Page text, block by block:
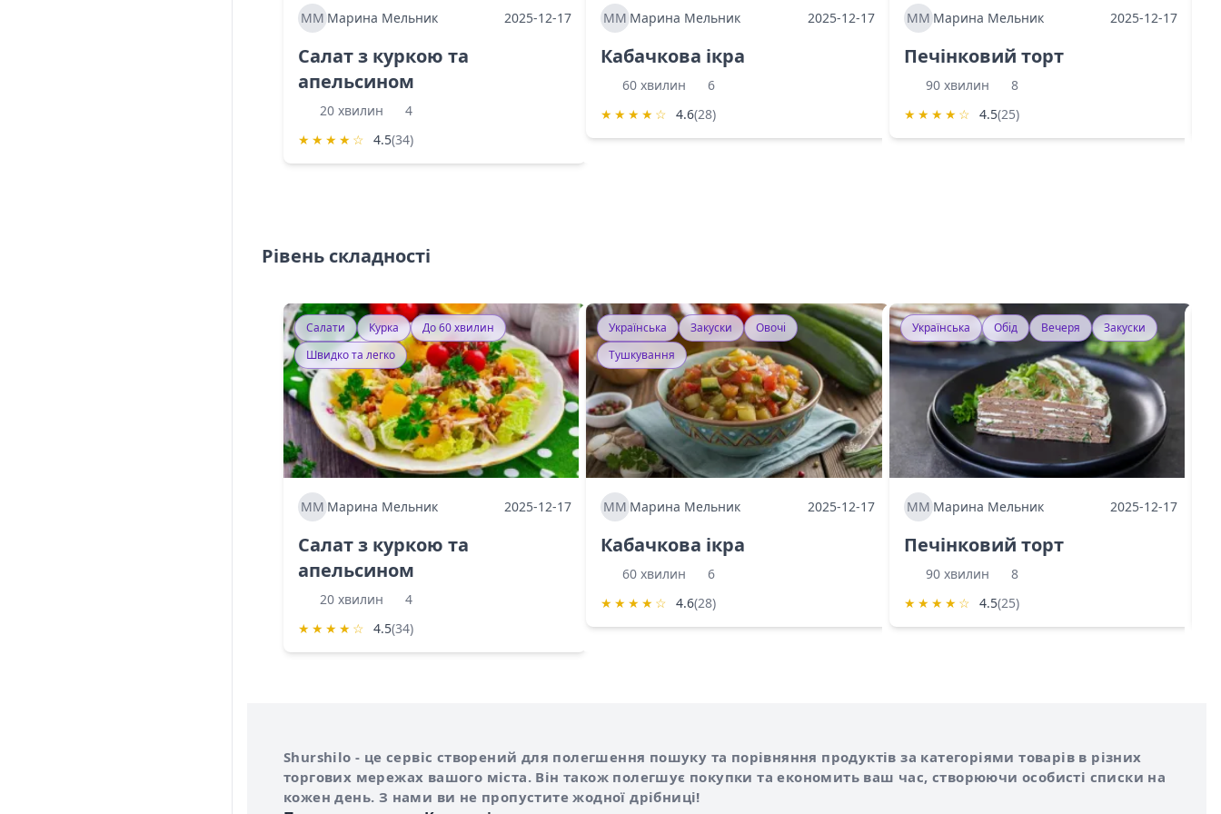
ММ Марина Мельник 2025-12-17
Салат з куркою та
апельсином
20 хвилин
4
★ ★ ★ ★ ☆ 4.5(34)
ММ Марина Мельник 2025-12-17
Кабачкова ікра
60 хвилин
6
★ ★ ★ ★ ☆ 4.6(28)
МММарина Мельник 2025-12-17
Печінковий торт
90 хвилин
8
★ ★ ★ ★ ☆ 4.5(25)
Рівень складності
Салати Курка
До 60 хвилин
Швидко та легко
ММ Марина Мельник 2025-12-17
Салат з куркою та
апельсином
20 хвилин
4
★ ★ ★ ★ ☆ 4.5(34)
Українська Закуски
Овочі
Тушкування
ММ Марина Мельник 2025-12-17
Кабачкова ікра
60 хвилин
6
★ ★ ★ ★ ☆ 4.6(28)
Українська Обід Вечеря Закуски
МММарина Мельник 2025-12-17
Печінковий торт
90 хвилин
8
★ ★ ★ ★ ☆ 4.5(25)
Про сервіс Shurshilo
Shurshilo - це сервіс створений для полегшення пошуку та порівняння продуктів за категоріями товарів в різних
торгових мережах вашого міста. Він також полегшує покупки та економить ваш час, створюючи особисті списки на
кожен день. З нами ви не пропустите жодної дрібниці!